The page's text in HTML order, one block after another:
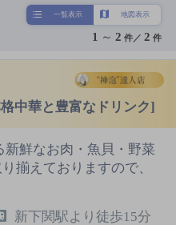
一覧表示 地図表示
1 ～ 2 件／2 件
中華と豊富なドリンク]
鮮なお肉・魚貝・野菜
揃えておりますので、
新下関駅より徒歩15分